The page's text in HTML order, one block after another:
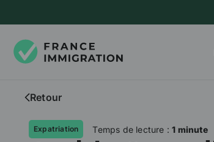
Retour
Expatriation Temps de lecture :1 minute